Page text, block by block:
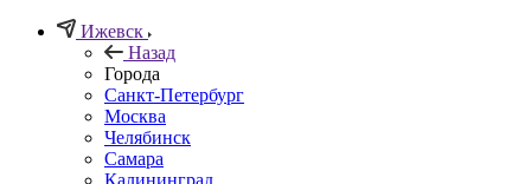
Ижевск
Назад
Города
Санкт-Петербург
Москва
Челябинск
Самара
Калининград